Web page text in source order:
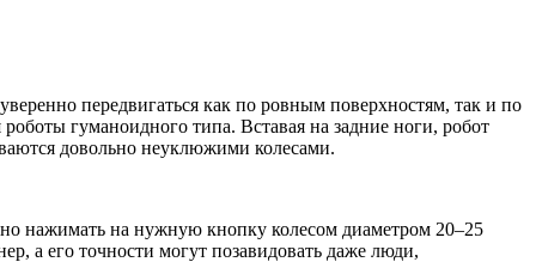
передвигаться как по ровным поверхностям, так и по
гуманоидного типа. Вставая на задние ноги, робот
довольно неуклюжими колесами.
нажимать на нужную кнопку колесом диаметром 20–25
а его точности могут позавидовать даже люди,